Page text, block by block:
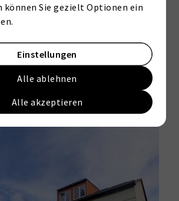
23510 m²
€
können Sie gezielt Optionen ein
Einstellungen
Alle ablehnen
Alle akzeptieren